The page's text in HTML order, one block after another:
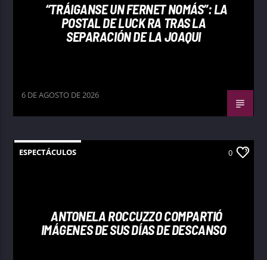
“TRÁIGANSE UN FERNET NOMÁS”: LA
POSTAL DE LUCK RA TRAS LA
SEPARACIÓN DE LA JOAQUI
6 DE AGOSTO DE 2026
ESPECTÁCULOS 0
ANTONELA ROCCUZZO COMPARTIÓ
IMÁGENES DE SUS DÍAS DE DESCANSO